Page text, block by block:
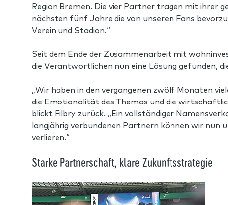
Region Bremen. Die vier Partner tragen mit ihrer
nächsten fünf Jahre die von unseren Fans
Verein und Stadion.“
Seit dem Ende der Zusammenarbeit mit
die Verantwortlichen nun eine Lösung gefunden,
„Wir haben in den vergangenen zwölf Monaten
die Emotionalität des Themas und die
blickt Filbry zurück. „Ein vollständiger
langjährig verbundenen Partnern können wir nun
verlieren.“
Starke Partnerschaft, klare Zukunftsstrategie